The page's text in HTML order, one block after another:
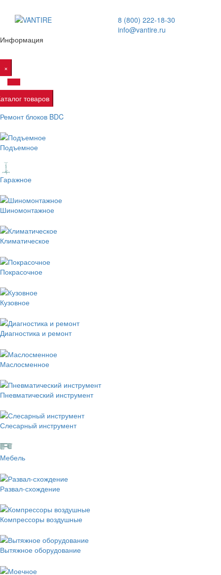
8 (800) 222-18-30
info@vantire.ru
Информация
×
товаров
Ремонт блоков BDC
Подъемное
Гаражное
Шиномонтажное
Климатическое
Покрасочное
Кузовное
Диагностика и ремонт
Маслосменное
Пневматический инструмент
Слесарный инструмент
Мебель
Развал-схождение
Компрессоры воздушные
Вытяжное оборудование